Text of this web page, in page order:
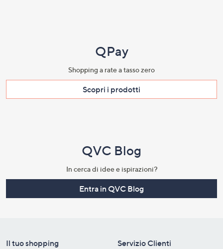
QPay
Shopping a rate a tasso zero​
Scopri i prodotti​
QVC Blog
In cerca di idee e ispirazioni?
Entra in QVC Blog
Il tuo shopping Servizio Clienti